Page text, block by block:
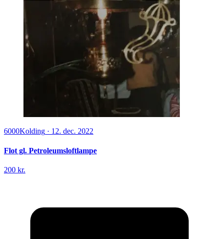
6000Kolding · 12. dec. 2022
Flot gl. Petroleumsloftlampe
200 kr.